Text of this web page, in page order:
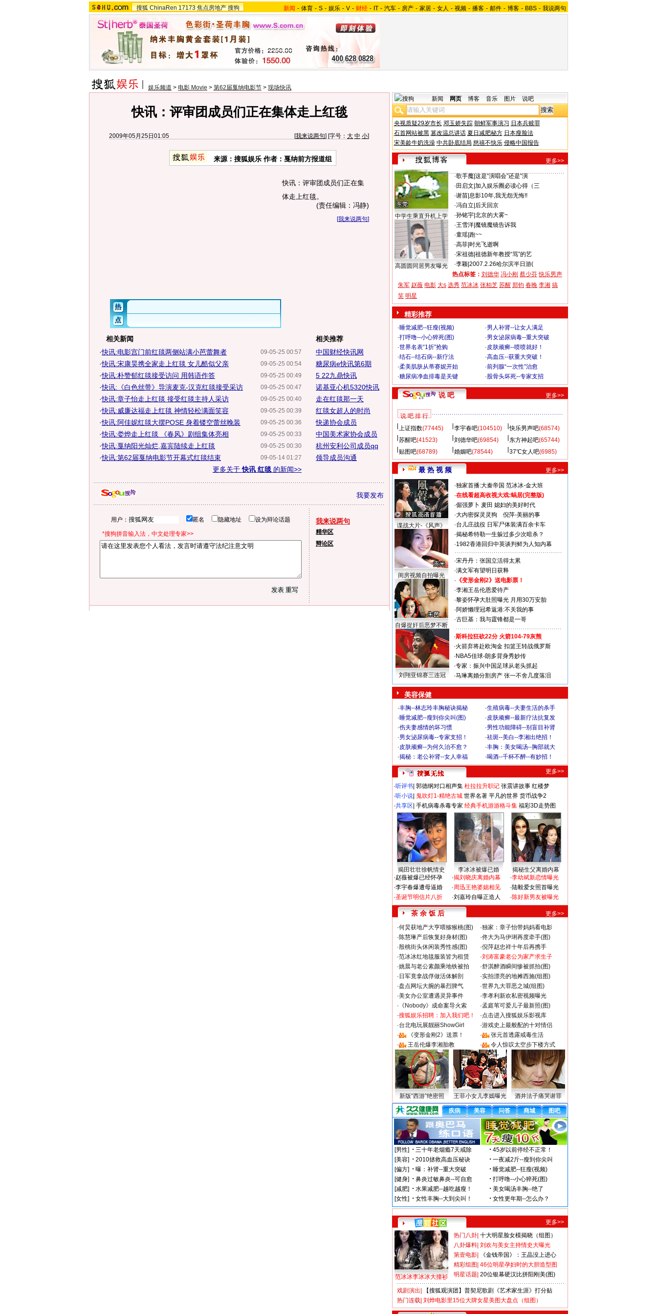
搜狐 ChinaRen 17173 焦点房地产 搜狗 新闻 - 体育 - S - 娱乐 - V - 财经 - IT - 汽车 - 房产 - 家居 - 女人 - 视频 - 播客 - 邮件 - 博客 - BBS - 我说两句
娱乐频道 > 电影 Movie > 第62届戛纳电影节 > 现场快讯
快讯：评审团成员们正在集体走上红毯
2009年05月25日01:05 [我来说两句] [字号： 大 中 小]
来源： 搜狐娱乐 作者：戛纳前方报道组
快讯：评审团成员们正在集
体走上红毯。
(责任编辑：冯静)
[我来说两句]
相关新闻
09-05-25 00:57
·快讯:电影宫门前红毯两侧站满小芭蕾舞者
09-05-25 00:54
·快讯:宋康昊携全家走上红毯 女儿酷似父亲
09-05-25 00:49
·快讯:朴赞郁红毯接受访问 用韩语作答
09-05-25 00:47
·快讯:《白色丝带》导演麦克-汉克红毯接受采访
09-05-25 00:40
·快讯:章子怡走上红毯 接受红毯主持人采访
09-05-25 00:39
·快讯:威廉达福走上红毯 神情轻松满面笑容
09-05-25 00:36
·快讯:阿佳妮红毯大摆POSE 身着镂空蕾丝晚装
09-05-25 00:33
·快讯:娄烨走上红毯 《春风》剧组集体亮相
09-05-25 00:30
·快讯:戛纳阳光灿烂,嘉宾陆续走上红毯
09-05-14 01:27
·快讯:第62届戛纳电影节开幕式红毯结束
更多关于快讯 红毯 的新闻>>
相关推荐
中国财经快讯网
糖尿病e快讯第6期
5 22九鼎快讯
诺基亚心机5320快讯
走在红毯那一天
红毯女超人的时尚
快递协会成员
中国美术家协会成员
杭州安利公司成员qq
领导成员沟通
我要发布
用户： 匿名 隐藏地址 设为辩论话题
*搜狗拼音输入法，中文处理专家>>
我来说两句
精华区
辩论区
新闻 网页 博客 音乐 图片 说吧
央视质疑29岁市长 邓玉娇失踪 朝鲜军事演习 日本兵赎罪
石首网站被黑 篡改温总讲话 夏日减肥秘方 日本瘦脸法
宋美龄牛奶洗澡 中共卧底结局 慈禧不快乐 侵略中国报告
更多>>
中学生乘直升机上学
高圆圆同居男友曝光
·歌手魔| 这是“演唱会”还是“演
· 田启文 加入娱乐圈必读心得（三
·谢苗| 息影10年,我无怨无悔!!
·冯自立 后天回京
·孙铭宇| 北京的大雾~
·王雪洋| 魔镜魔镜告诉我
·童瑶| 跑~~
·高菲| 时光飞逝啊
·宋祖德| 祖德新年教授“骂”的艺
·李颖| 2007.2.26哈尔滨半日游(
热点标签： 刘德华 冯小刚 蔡少芬 快乐男声
朱军 赵薇 电影 大s 选秀 范冰冰 张柏芝 苏醒 郑钧 春晚 李湘 搞
笑 明星
精彩推荐
·睡觉减肥--狂瘦(视频) ·男人补肾--让女人满足
·打呼噜--小心猝死(图) ·男女泌尿病毒--重大突破
·世界名表“1折”抢购 ·皮肤顽癣--喷喷就好！
·结石--结石病--新疗法 ·高血压--获重大突破！
·柔美肌肤从蒂赛妮开始 ·前列腺“一次性”治愈
·糖尿病净血排毒是关键 ·股骨头坏死--专家支招
说 吧 更多>>
说 吧 排 行
上证指数(77445) 李宇春吧(104510) 快乐男声吧(68574)
苏醒吧(41523) 刘德华吧(69854) 东方神起吧(65744)
贴图吧(68789) 婚姻吧(78544) 37℃女人吧(6985)
最 热 视 频 更多>>
谍战大片-《风声》
闺房视频自拍曝光
自爆捉奸后恶梦不断
·独家首播:大秦帝国 范冰冰-金大班
·在线看超高收视大戏:蜗居(完整版)
·倔强萝卜 麦田 媳妇的美好时代
·大内密探灵灵狗
倪萍-美丽的事
·台儿庄战役 日军尸体装满百余卡车
·揭秘希特勒一生躲过多少次暗杀？
·1982香港回归中英谈判鲜为人知内幕
·宋丹丹：张国立活得太累
·满文军有望明日获释
· 《变形金刚2》送电影票！
·李湘王岳伦恩爱待产
·黎姿怀孕大肚照曝光 月用30万安胎
·阿娇懒理冠希返港:不关我的事
·古巨基：我与霆锋都是一哥
刘翔亚锦赛三连冠
·斯科拉狂砍22分 火箭104-79灰熊
·火箭弃将赴欧淘金 扣篮王转战俄罗斯
· NBA5佳球-朗多背身秀妙传
·专家：振兴中国足球从老头抓起
·马琳离婚分割房产 张一不舍几度落泪
美容保健
·丰胸--林志玲丰胸秘诀揭秘 ·生殖病毒--夫妻生活的杀手
·睡觉减肥--瘦到你尖叫(图) ·皮肤顽癣--最新疗法抗复发
·伤夫妻感情的坏习惯 ·男性功能障碍--别盲目补肾
·男女泌尿病毒--专家支招！ ·祛斑--美白--李湘出绝招！
·皮肤顽癣--为何久治不愈？ ·丰胸：美女喝汤--胸部就大
·揭秘：老公补肾--女人幸福 ·喝酒--千杯不醉--有妙招！
更多>>
·听评书 郭德纲对口相声集 杜拉拉升职记 张震讲故事 红楼梦
·听小说 鬼吹灯1-精绝古城 世界名著 平凡的世界 货币战争2
·共享区 手机病毒杀毒专家 经典手机游游格斗集 福彩3D走势图
揭田壮壮徐帆情史 李冰冰被爆已婚
揭秘生父离婚内幕
·赵薇被爆已经怀孕
·李宇春爆遭母逼婚
·圣诞节明信片八折
·揭刘晓庆离婚内幕
·周迅王艳婆媳相见
·刘嘉玲自曝正造人
·李幼斌新恋情曝光
·陆毅爱女照首曝光
·陈好新男友被曝光
茶 余 饭 后
更多>>
·何炅获地产大亨喂猕猴桃(图) ·独家：章子怡带妈妈看电影
·陈慧琳产后恢复好身材(图) ·佟大为马伊琍再度牵手(图)
·殷桃街头休闲装秀性感(图) ·倪萍赵忠祥十年后再携手
·范冰冰红地毯服装皆为租赁 ·刘涛富豪老公为家产求生子
·姚晨与老公素颜乘地铁被拍 ·舒淇醉酒瞬间惨被抓拍(图)
· 日军竟拿战俘做活体解剖 ·实拍漂亮的地摊西施(组图)
·盘点网坛大腕的暴烈脾气 ·世界九大罪恶之城(组图)
·美女办公室遭遇灵异事件 ·李孝利新欢私密视频曝光
· 《Nobody》成命案导火索 ·孟庭苇可爱儿子最新照(图)
·搜狐娱乐招聘：加入我们吧！ ·点击进入搜狐娱乐影视库
·台北电玩展靓丽ShowGirl ·游戏史上最般配的十对情侣
·
《变形金刚2》送票！ ·
张元首透露戒毒生活
·
王岳伦爆李湘胎教 · 令人惊叹太空步下楼方式
新版“西游”绝密照 王菲小女儿李嫣曝光 酒井法子痛哭谢罪
更多>>
范冰冰李冰冰大撞衫
热门八卦 十大明星脸女模揭晓（组图）
八卦爆料 刘欢与美女主持情史大曝光
第壹电影
《金钱帝国》：王晶没上进心
精彩组图 46位明星孕妇时的大胆造型图
明星话题 20位银幕硬汉比拼阳刚美(图)
戏剧演出
【搜狐观演团】普契尼歌剧《艺术家生涯》打分贴
热门连载 刘烨电影里15位大牌女星美图大盘点（组图）